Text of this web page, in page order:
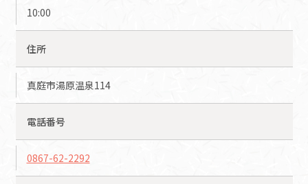
10:00
住所
真庭市湯原温泉114
電話番号
0867-62-2292